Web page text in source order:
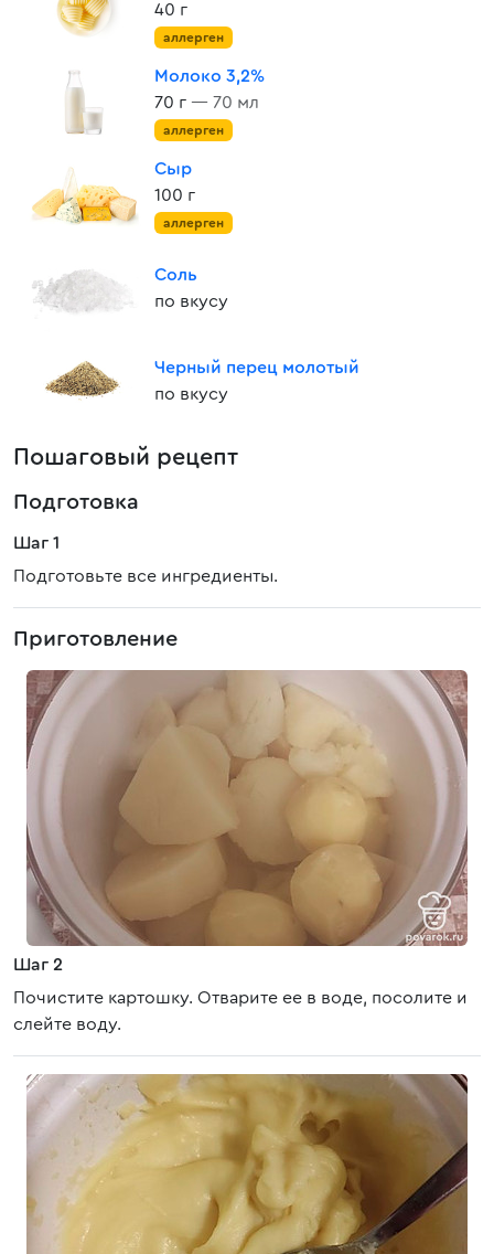
40 г
аллерген
Молоко 3,2%
70 г — 70 мл
аллерген
Сыр
100 г
аллерген
Соль
по вкусу
Черный перец молотый
по вкусу
Пошаговый рецепт
Подготовка
Шаг 1
Подготовьте все ингредиенты.
Приготовление
Шаг 2
Почистите картошку. Отварите ее в воде, посолите и
слейте воду.